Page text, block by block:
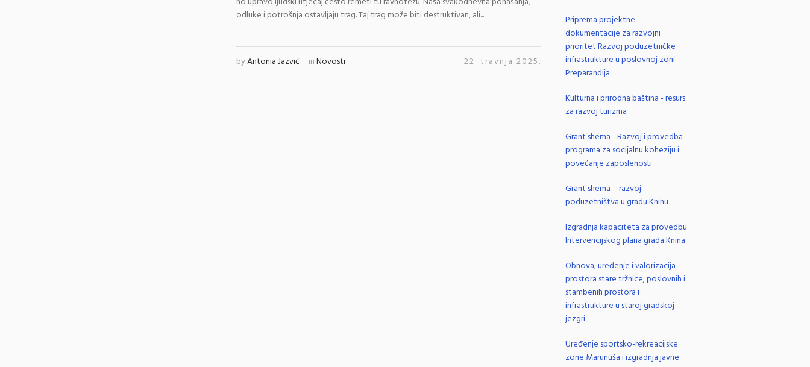
odluke i potrošnja ostavljaju trag. Taj trag može biti destruktivan, ali...
byAntonia Jazvić inNovosti 22. travnja 2025.
Priprema projektne
dokumentacije za razvojni
prioritet Razvoj poduzetničke
infrastrukture u poslovnoj zoni
Preparandija
Kulturna i prirodna baština - resurs
za razvoj turizma
Grant shema - Razvoj i provedba
programa za socijalnu koheziju i
povećanje zaposlenosti
Grant shema – razvoj
poduzetništva u gradu Kninu
Izgradnja kapaciteta za provedbu
Intervencijskog plana grada Knina
Obnova, uređenje i valorizacija
prostora stare tržnice, poslovnih i
stambenih prostora i
infrastrukture u staroj gradskoj
jezgri
Uređenje sportsko-rekreacijske
zone Marunuša i izgradnja javne